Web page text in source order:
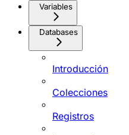
Variables
Databases
Introducción
Colecciones
Registros